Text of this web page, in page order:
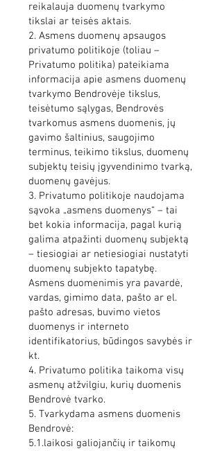
reikalauja duomenų tvarkymo
tikslai ar teisės aktais.
2. Asmens duomenų apsaugos
privatumo politikoje (toliau –
Privatumo politika) pateikiama
informacija apie asmens duomenų
tvarkymo Bendrovėje tikslus,
teisėtumo sąlygas, Bendrovės
tvarkomus asmens duomenis, jų
gavimo šaltinius, saugojimo
terminus, teikimo tikslus, duomenų
subjektų teisių įgyvendinimo tvarką,
duomenų gavėjus.
3. Privatumo politikoje naudojama
sąvoka „asmens duomenys“ – tai
bet kokia informacija, pagal kurią
galima atpažinti duomenų subjektą
– tiesiogiai ar netiesiogiai nustatyti
duomenų subjekto tapatybę.
Asmens duomenimis yra pavardė,
vardas, gimimo data, pašto ar el.
pašto adresas, buvimo vietos
duomenys ir interneto
identifikatorius, būdingos savybės ir
kt.
4. Privatumo politika taikoma visų
asmenų atžvilgiu, kurių duomenis
Bendrovė tvarko.
5. Tvarkydama asmens duomenis
Bendrovė:
5.1.laikosi galiojančių ir taikomų